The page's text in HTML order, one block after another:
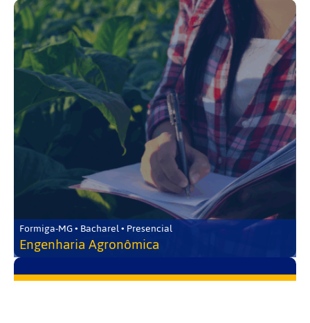
Formiga-MG • Bacharel • Presencial
Engenharia Agronômica